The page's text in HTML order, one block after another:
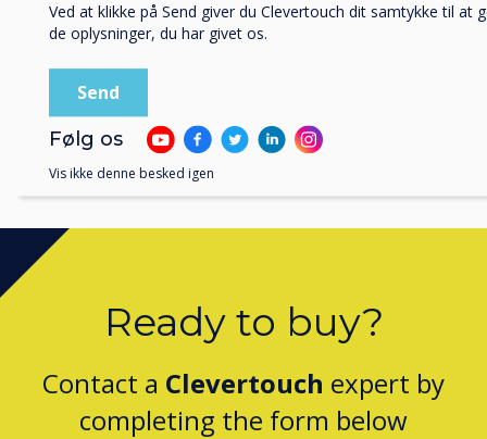
Ready to buy?
Contact a Clevertouch expert by
completing the form below
Ved at klikke på Send giver du Clevertouch dit samtykke til at
de oplysninger, du har givet os.
Følg os
Vis ikke denne besked igen